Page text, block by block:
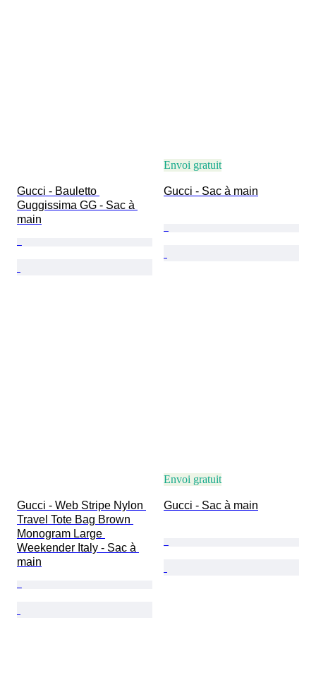
Gucci - Bauletto
Guggissima GG - Sac à
main
Envoi gratuit
Gucci - Sac à main
Gucci - Web Stripe Nylon
Travel Tote Bag Brown
Monogram Large
Weekender Italy - Sac à
main
Envoi gratuit
Gucci - Sac à main